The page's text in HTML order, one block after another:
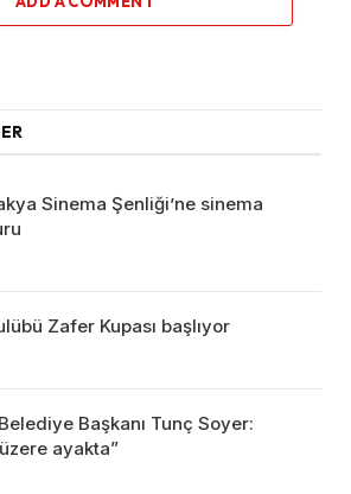
Sinema Şenliği’ne sinema
Zafer Kupası başlıyor
Başkanı Tunç Soyer:
ayakta”